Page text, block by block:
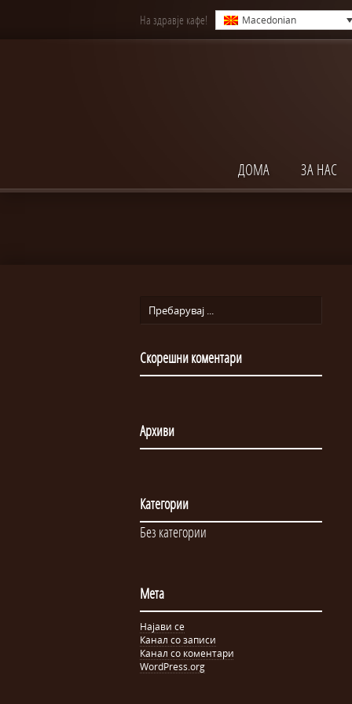
На здравје кафе! Macedonian
ДОМА ЗА НАС
Скорешни коментари
Архиви
Категории
Без категории
Мета
Најави се
Канал со записи
Канал со коментари
WordPress.org